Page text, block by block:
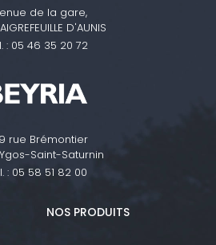
de la gare,
D'AUNIS
: 05 46 35 20 72
rue Brémontier
Ygos-Saint-Saturnin
: 05 58 51 82 00
NOS PRODUITS